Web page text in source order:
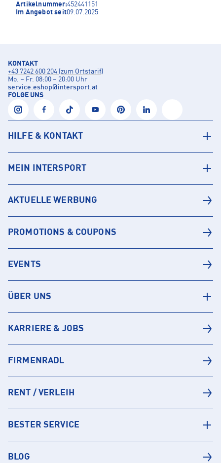
Artikelnummer:452441151
Im Angebot seit09.07.2025
KONTAKT
+43 7242 600 204 (zum Ortstarif)
Mo. – Fr. 08:00 – 20:00 Uhr
service.eshop@intersport.at
FOLGE UNS
HILFE & KONTAKT
MEIN INTERSPORT
AKTUELLE WERBUNG
PROMOTIONS & COUPONS
EVENTS
ÜBER UNS
KARRIERE & JOBS
FIRMENRADL
RENT / VERLEIH
BESTER SERVICE
BLOG